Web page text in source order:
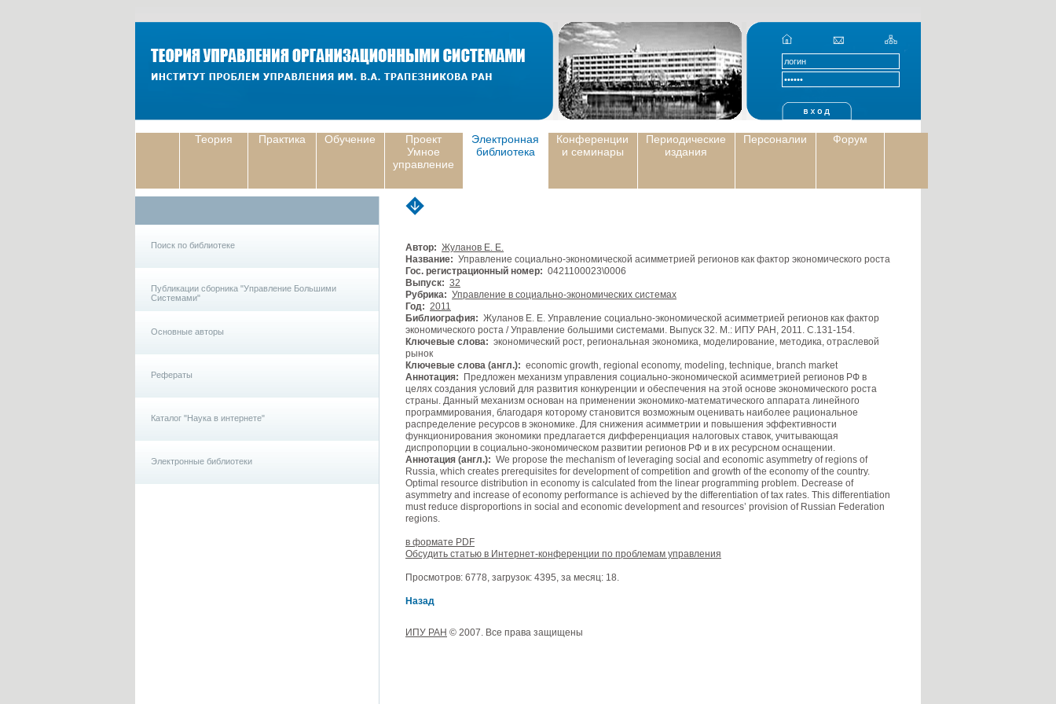
Теория Практика Обучение
Проект
Умное
управление
Электронная
библиотека
Конференции
и семинары
Периодические
издания
Персоналии Форум
Поиск по библиотеке
Публикации сборника "Управление Большими
Системами"
Основные авторы
Рефераты
Каталог "Наука в интернете"
Электронные библиотеки
Автор: Жуланов Е. Е.
Название: Управление социально-экономической асимметрией регионов как фактор экономического роста
Гос. регистрационный номер: 0421100023\0006
Выпуск: 32
Рубрика: Управление в социально-экономических системах
Год: 2011
Библиография: Жуланов Е. Е. Управление социально-экономической асимметрией регионов как фактор
экономического роста / Управление большими системами. Выпуск 32. М.: ИПУ РАН, 2011. С.131-154.
Ключевые слова: экономический рост, региональная экономика, моделирование, методика, отраслевой
рынок
Ключевые слова (англ.): economic growth, regional economy, modeling, technique, branch market
Аннотация: Предложен механизм управления социально-экономической асимметрией регионов РФ в
целях создания условий для развития конкуренции и обеспечения на этой основе экономического роста
страны. Данный механизм основан на применении экономико-математического аппарата линейного
программирования, благодаря которому становится возможным оценивать наиболее рациональное
распределение ресурсов в экономике. Для снижения асимметрии и повышения эффективности
функционирования экономики предлагается дифференциация налоговых ставок, учитывающая
диспропорции в социально-экономическом развитии регионов РФ и в их ресурсном оснащении.
Аннотация (англ.): We propose the mechanism of leveraging social and economic asymmetry of regions of
Russia, which creates prerequisites for development of competition and growth of the economy of the country.
Optimal resource distribution in economy is calculated from the linear programming problem. Decrease of
asymmetry and increase of economy performance is achieved by the differentiation of tax rates. This differentiation
must reduce disproportions in social and economic development and resources’ provision of Russian Federation
regions.
в формате PDF
Обсудить статью в Интернет-конференции по проблемам управления
Просмотров: 6778, загрузок: 4395, за месяц: 18.
Назад
ИПУ РАН © 2007. Все права защищены